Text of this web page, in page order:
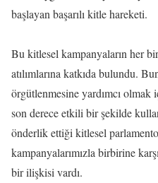
başlayan başarılı kitle hareketi.
Bu kitlesel kampanyaların her
atılımlarına katkıda bulundu.
örgütlenmesine yardımcı
son derece etkili bir şekilde
önderlik ettiği kitlesel
kampanyalarımızla birbirine
bir ilişkisi vardı.